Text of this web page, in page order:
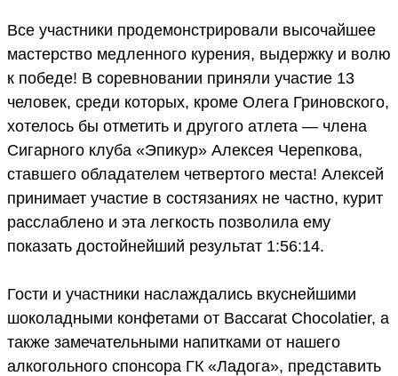
Все участники продемонстрировали высочайшее
мастерство медленного курения, выдержку и волю
к победе! В соревновании приняли участие 13
человек, среди которых, кроме Олега Гриновского,
хотелось бы отметить и другого атлета — члена
Сигарного клуба «Эпикур» Алексея Черепкова,
ставшего обладателем четвертого места! Алексей
принимает участие в состязаниях не частно, курит
расслаблено и эта легкость позволила ему
показать достойнейший результат 1:56:14.
Гости и участники наслаждались вкуснейшими
шоколадными конфетами от Baccarat Chocolatier, а
также замечательными напитками от нашего
алкогольного спонсора ГК «Ладога», представить